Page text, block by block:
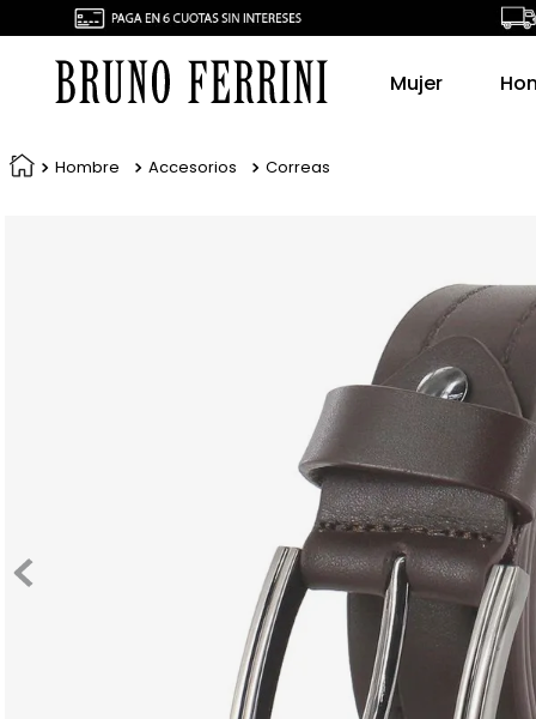
Mujer
Hombre Accesorios Correas